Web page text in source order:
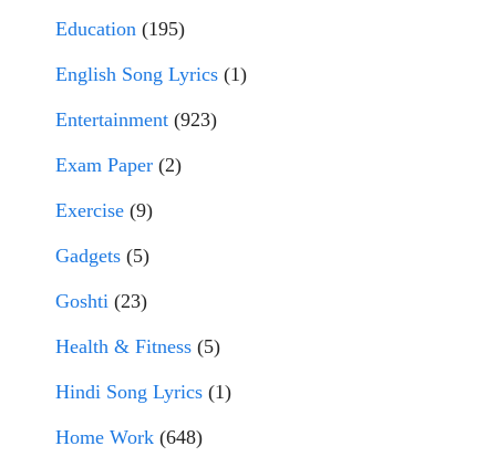
Education (195)
English Song Lyrics (1)
Entertainment (923)
Exam Paper (2)
Exercise (9)
Gadgets (5)
Goshti (23)
Health & Fitness (5)
Hindi Song Lyrics (1)
Home Work (648)